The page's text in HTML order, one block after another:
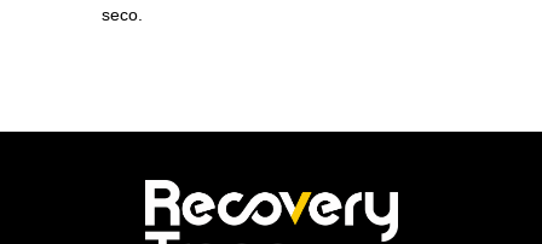
seco.